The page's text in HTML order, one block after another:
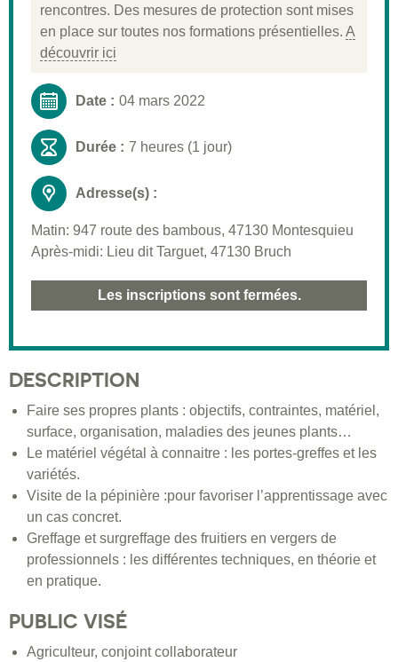
rencontres. Des mesures de protection sont mises
en place sur toutes nos formations présentielles. A
découvrir ici
Date : 04 mars 2022
Durée : 7 heures (1 jour)
Adresse(s) :
Matin: 947 route des bambous, 47130 Montesquieu
Après-midi: Lieu dit Targuet, 47130 Bruch
Les inscriptions sont fermées.
DESCRIPTION
Faire ses propres plants : objectifs, contraintes, matériel,
surface, organisation, maladies des jeunes plants…
Le matériel végétal à connaitre : les portes-greffes et les
variétés.
Visite de la pépinière :pour favoriser l’apprentissage avec
un cas concret.
Greffage et surgreffage des fruitiers en vergers de
professionnels : les différentes techniques, en théorie et
en pratique.
PUBLIC VISÉ
Agriculteur, conjoint collaborateur